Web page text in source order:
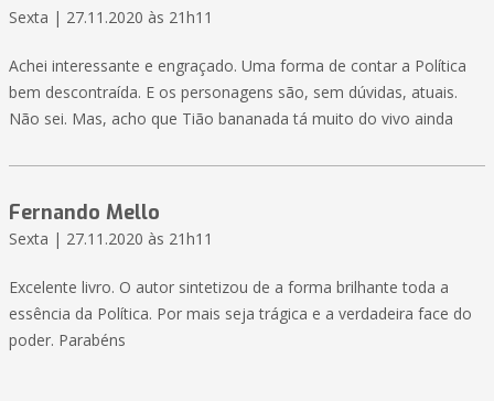
Sexta | 27.11.2020 às 21h11
Achei interessante e engraçado. Uma forma de contar a Política
bem descontraída. E os personagens são, sem dúvidas, atuais.
Não sei. Mas, acho que Tião bananada tá muito do vivo ainda
Fernando Mello
Sexta | 27.11.2020 às 21h11
Excelente livro. O autor sintetizou de a forma brilhante toda a
essência da Política. Por mais seja trágica e a verdadeira face do
poder. Parabéns